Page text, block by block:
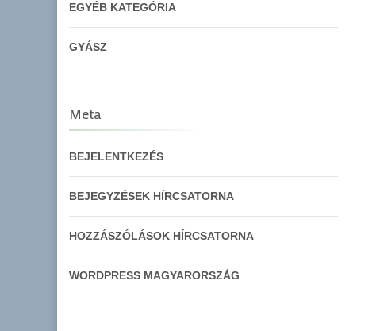
EGYÉB KATEGÓRIA
GYÁSZ
Meta
BEJELENTKEZÉS
BEJEGYZÉSEK HÍRCSATORNA
HOZZÁSZÓLÁSOK HÍRCSATORNA
WORDPRESS MAGYARORSZÁG